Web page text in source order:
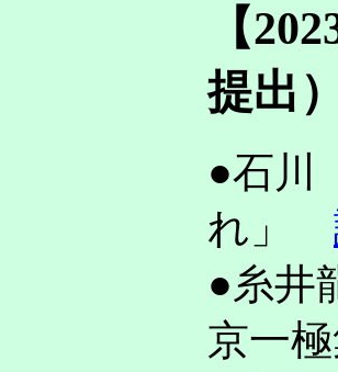
【
提出
●石
れ」
●糸井
京一